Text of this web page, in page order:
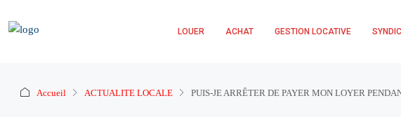
LOUER ACHAT GESTION LOCATIVE
Accueil ACTUALITE LOCALE PUIS-JE ARRÊTER DE PAYER MON LOYER